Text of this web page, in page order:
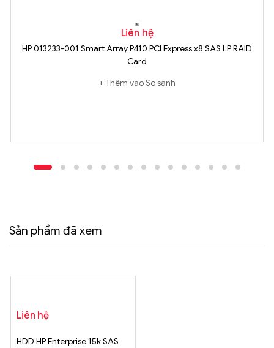
Liên hệ
HP 013233-001 Smart Array P410 PCI Express x8 SAS LP RAID
Card
Thêm vào So sánh
Sản phẩm đã xem
Liên hệ
HDD HP Enterprise 15k SAS